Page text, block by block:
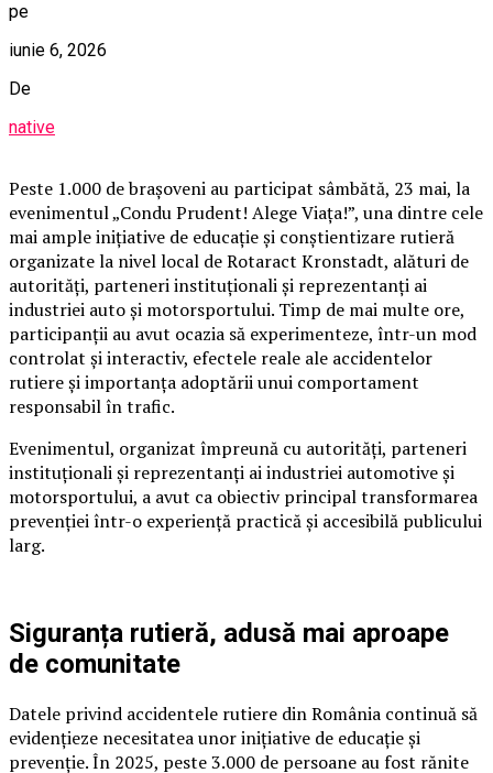
pe
iunie 6, 2026
De
native
Peste 1.000 de brașoveni au participat sâmbătă, 23 mai, la
evenimentul „Condu Prudent! Alege Viața!”, una dintre cele
mai ample inițiative de educație și conștientizare rutieră
organizate la nivel local de Rotaract Kronstadt, alături de
autorități, parteneri instituționali și reprezentanți ai
industriei auto și motorsportului. Timp de mai multe ore,
participanții au avut ocazia să experimenteze, într-un mod
controlat și interactiv, efectele reale ale accidentelor
rutiere și importanța adoptării unui comportament
responsabil în trafic.
Evenimentul, organizat împreună cu autorități, parteneri
instituționali și reprezentanți ai industriei automotive și
motorsportului, a avut ca obiectiv principal transformarea
prevenției într-o experiență practică și accesibilă publicului
larg.
Siguranța rutieră, adusă mai aproape
de comunitate
Datele privind accidentele rutiere din România continuă să
evidențieze necesitatea unor inițiative de educație și
prevenție. În 2025, peste 3.000 de persoane au fost rănite